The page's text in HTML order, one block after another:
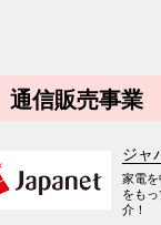
通信販売事業
ジャ
家電
をも
介！